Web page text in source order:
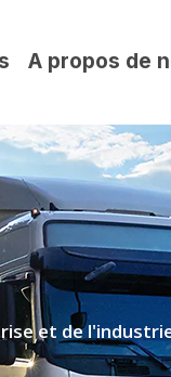
A propos de
et de